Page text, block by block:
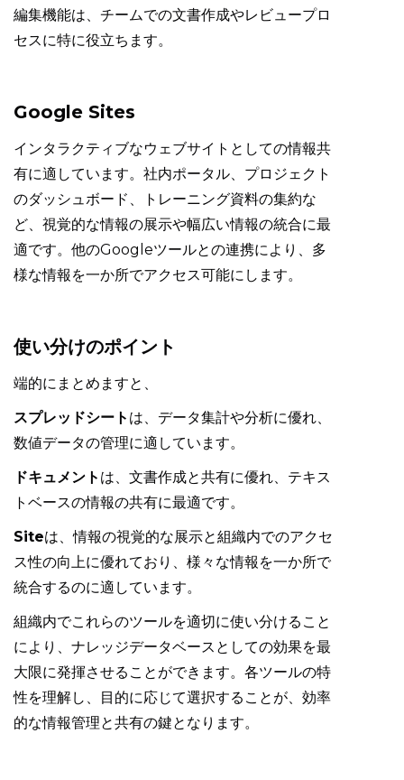
編集機能は、チームでの文書作成やレビュープロ
セスに特に役立ちます。
Google Sites
インタラクティブなウェブサイトとしての情報共
有に適しています。社内ポータル、プロジェクト
のダッシュボード、トレーニング資料の集約な
ど、視覚的な情報の展示や幅広い情報の統合に最
適です。他のGoogleツールとの連携により、多
様な情報を一か所でアクセス可能にします。
使い分けのポイント
端的にまとめますと、
スプレッドシート は、データ集計や分析に優れ、
数値データの管理に適しています。
ドキュメント は、文書作成と共有に優れ、テキス
トベースの情報の共有に最適です。
Siteは、情報の視覚的な展示と組織内でのアクセ
ス性の向上に優れており、様々な情報を一か所で
統合するのに適しています。
組織内でこれらのツールを適切に使い分けること
により、ナレッジデータベースとしての効果を最
大限に発揮させることができます。各ツールの特
性を理解し、目的に応じて選択することが、効率
的な情報管理と共有の鍵となります。